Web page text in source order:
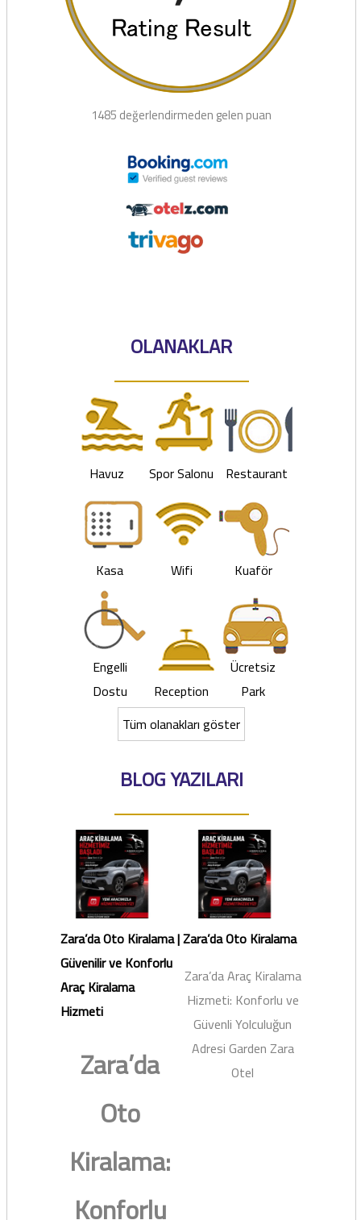
1485 değerlendirmeden gelen puan
OLANAKLAR
Havuz Spor Salonu Restaurant
Kasa Wifi Kuaför
Engelli
Dostu
Reception
Ücretsiz
Park
Tüm olanakları göster
BLOG YAZILARI
Zara’da Oto Kiralama |
Güvenilir ve Konforlu
Araç Kiralama
Hizmeti
Zara’da
Oto
Kiralama:
Konforlu
Zara’da Oto Kiralama
Zara’da Araç Kiralama
Hizmeti: Konforlu ve
Güvenli Yolculuğun
Adresi Garden Zara
Otel